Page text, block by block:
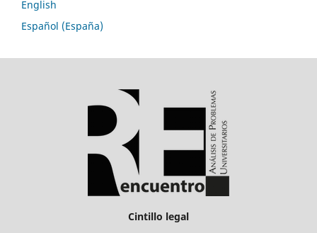
English
Español (España)
Cintillo legal